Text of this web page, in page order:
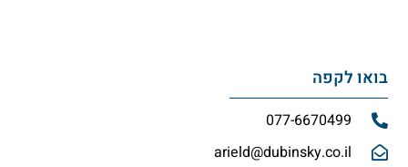
בואו לקפה
077-6670499
arield@dubinsky.co.il